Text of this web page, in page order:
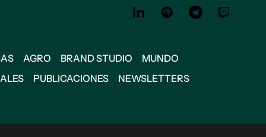
AGRO BRAND STUDIO
MUNDO
PUBLICACIONES NEWSLETTERS